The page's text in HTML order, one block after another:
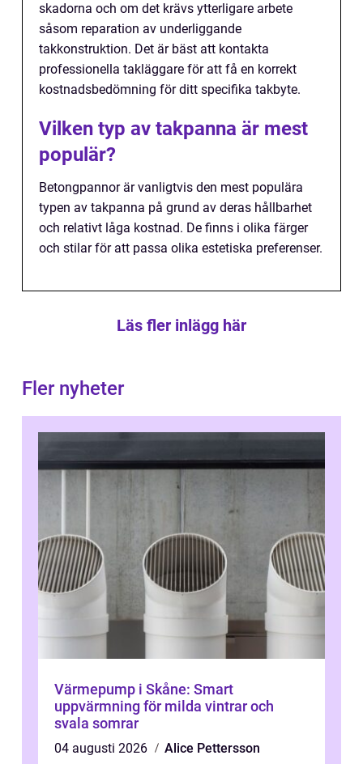
skadorna och om det krävs ytterligare arbete
såsom reparation av underliggande
takkonstruktion. Det är bäst att kontakta
professionella takläggare för att få en korrekt
kostnadsbedömning för ditt specifika takbyte.
Vilken typ av takpanna är mest
populär?
Betongpannor är vanligtvis den mest populära
typen av takpanna på grund av deras hållbarhet
och relativt låga kostnad. De finns i olika färger
och stilar för att passa olika estetiska preferenser.
Läs fler inlägg här
Fler nyheter
Värmepump i Skåne: Smart
uppvärmning för milda vintrar och
svala somrar
04 augusti 2026
Alice Pettersson